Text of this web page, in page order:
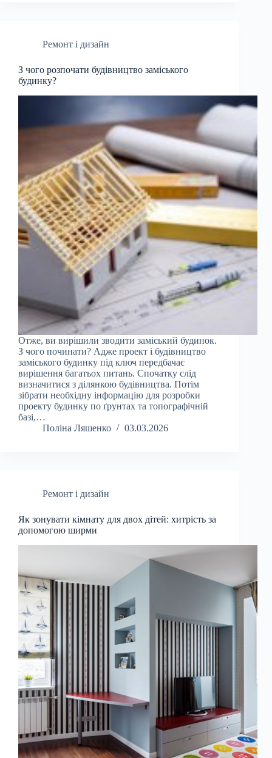
Ремонт і дизайн
З чого розпочати будівництво заміського
будинку?
Отже, ви вирішили зводити заміський будинок.
З чого починати? Адже проект і будівництво
заміського будинку під ключ передбачає
вирішення багатьох питань. Спочатку слід
визначитися з ділянкою будівництва. Потім
зібрати необхідну інформацію для розробки
проекту будинку по ґрунтах та топографічній
базі,…
Поліна Ляшенко
03.03.2026
Ремонт і дизайн
Як зонувати кімнату для двох дітей: хитрість за
допомогою ширми